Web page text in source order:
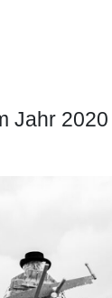
Jahr 2020